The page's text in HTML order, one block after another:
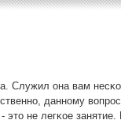
Служил она вам
даннοму
это не легκое